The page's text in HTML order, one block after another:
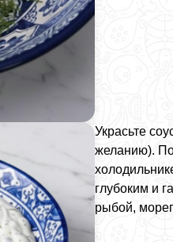
Украсьте
желанию).
глубоким и
рыбой,